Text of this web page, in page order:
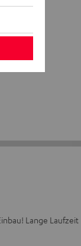
Lange Laufzeit